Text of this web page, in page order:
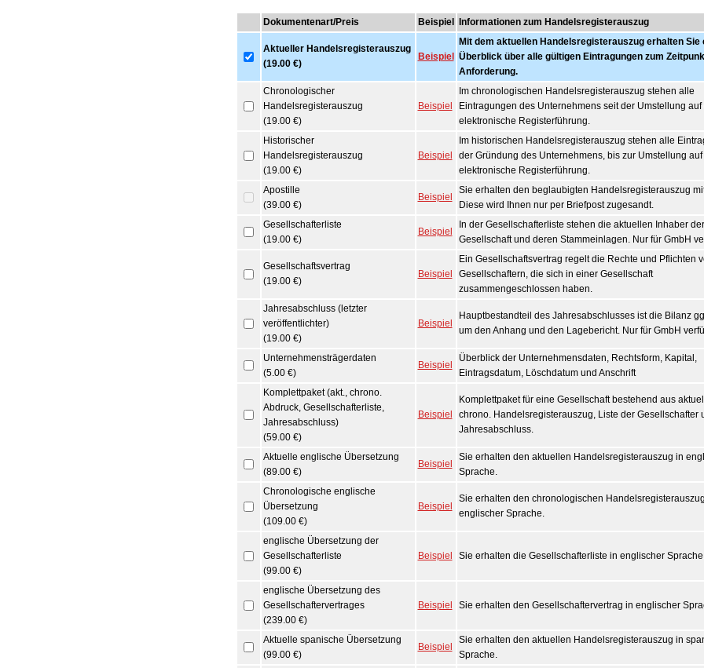
Dokumentenart/Preis Beispiel Informationen zum Handelsregisterauszug
Aktueller Handelsregisterauszug
(19.00 €)
Beispiel
Mit dem aktuellen Handelsregisterauszug erhalten Sie
Überblick über alle gültigen Eintragungen zum
Anforderung.
Chronologischer
Handelsregisterauszug
(19.00 €)
Beispiel
Im chronologischen Handelsregisterauszug stehen alle
Eintragungen des Unternehmens seit der Umstellung auf
elektronische Registerführung.
Historischer
Handelsregisterauszug
(19.00 €)
Beispiel
Im historischen Handelsregisterauszug stehen alle
der Gründung des Unternehmens, bis zur Umstellung auf
elektronische Registerführung.
Apostille
(39.00 €)
Beispiel
Sie erhalten den beglaubigten Handelsregisterauszug
Diese wird Ihnen nur per Briefpost zugesandt.
Gesellschafterliste
(19.00 €)
Beispiel
In der Gesellschafterliste stehen die aktuellen Inhaber der
Gesellschaft und deren Stammeinlagen. Nur für GmbH
Gesellschaftsvertrag
(19.00 €)
Beispiel
Ein Gesellschaftsvertrag regelt die Rechte und Pflichten
Gesellschaftern, die sich in einer Gesellschaft
zusammengeschlossen haben.
Jahresabschluss (letzter
veröffentlichter)
(19.00 €)
Beispiel
Hauptbestandteil des Jahresabschlusses ist die Bilanz
um den Anhang und den Lagebericht. Nur für GmbH
Unternehmensträgerdaten
(5.00 €)
Beispiel
Überblick der Unternehmensdaten, Rechtsform, Kapital,
Eintragsdatum, Löschdatum und Anschrift
Komplettpaket (akt., chrono.
Abdruck, Gesellschafterliste,
Jahresabschluss)
(59.00 €)
Beispiel
Komplettpaket für eine Gesellschaft bestehend aus
chrono. Handelsregisterauszug, Liste der Gesellschafter
Jahresabschluss.
Aktuelle englische Übersetzung
(89.00 €)
Beispiel
Sie erhalten den aktuellen Handelsregisterauszug in
Sprache.
Chronologische englische
Übersetzung
(109.00 €)
Beispiel
Sie erhalten den chronologischen
englischer Sprache.
englische Übersetzung der
Gesellschafterliste
(99.00 €)
Beispiel Sie erhalten die Gesellschafterliste in englischer
englische Übersetzung des
Gesellschaftervertrages
(239.00 €)
Beispiel Sie erhalten den Gesellschaftervertrag in englischer
Aktuelle spanische Übersetzung
(99.00 €)
Beispiel
Sie erhalten den aktuellen Handelsregisterauszug in
Sprache.